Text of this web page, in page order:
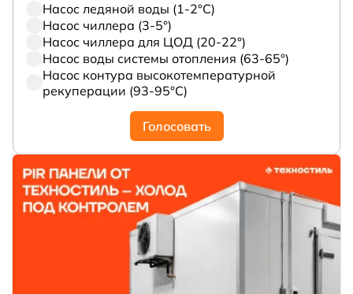
Насос ледяной воды (1-2°С)
Насос чиллера (3-5°)
Насос чиллера для ЦОД (20-22°)
Насос воды системы отопления (63-65°)
Насос контура высокотемпературной
рекуперации (93-95°С)
Голосовать